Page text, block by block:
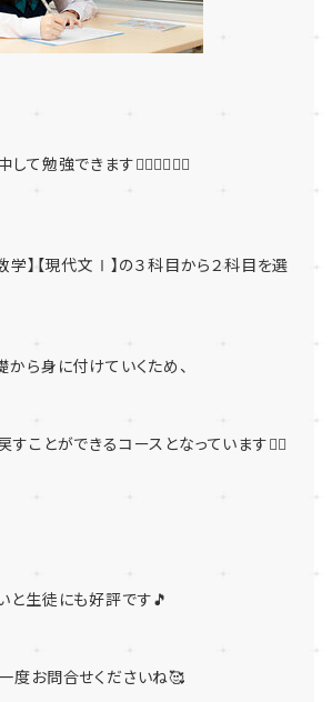
て勉強できます🏃‍♂️🏃‍♂️🏃‍♂️
学】【現代文Ⅰ】の３科目から２科目を選
ら身に付けていくため、
ことができるコースとなっています👌🏻
と生徒にも好評です🎵
度お問合せくださいね🥰